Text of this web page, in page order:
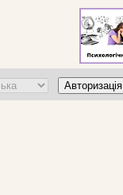
Авторизація